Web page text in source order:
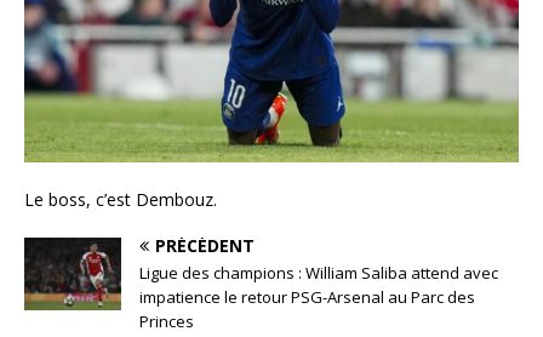
Le boss, c’est Dembouz.
PRÉCÉDENT
Ligue des champions : William Saliba attend avec
impatience le retour PSG-Arsenal au Parc des
Princes